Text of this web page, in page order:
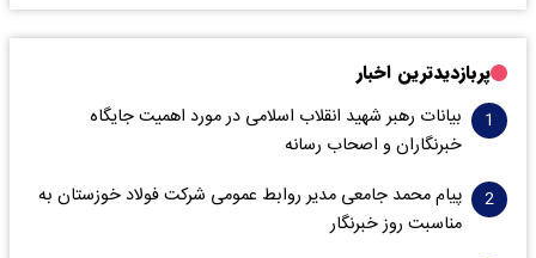
پربازدیدترین اخبار
بیانات رهبر شهید انقلاب اسلامی در مورد اهمیت جایگاه
خبرنگاران و اصحاب رسانه
پیام محمد جامعی مدیر روابط عمومی شرکت فولاد خوزستان به
مناسبت روز خبرنگار